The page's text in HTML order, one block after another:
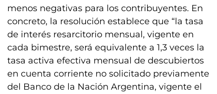
menos negativas para los contribuyentes. En
concreto, la resolución establece que “la tasa
de interés resarcitorio mensual, vigente en
cada bimestre, será equivalente a 1,3 veces la
tasa activa efectiva mensual de descubiertos
en cuenta corriente no solicitado previamente
del Banco de la Nación Argentina, vigente el